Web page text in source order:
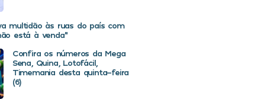
multidão às ruas do país com
está à venda”
Confira os números da Mega
Sena, Quina, Lotofácil,
Timemania desta quinta-feira
(6)